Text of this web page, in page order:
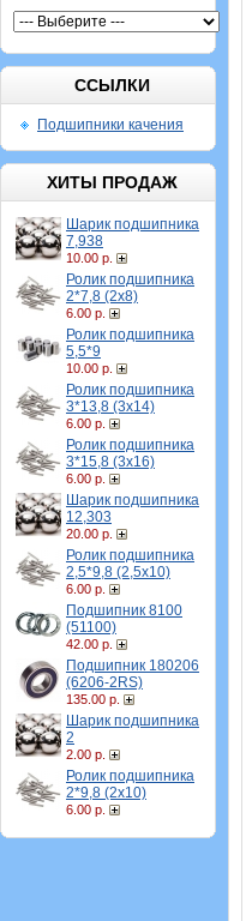
ССЫЛКИ
Подшипники качения
ХИТЫ ПРОДАЖ
Шарик подшипника
7,938
10.00 р.
Ролик подшипника
2*7,8 (2х8)
6.00 р.
Ролик подшипника
5,5*9
10.00 р.
Ролик подшипника
3*13,8 (3х14)
6.00 р.
Ролик подшипника
3*15,8 (3х16)
6.00 р.
Шарик подшипника
12,303
20.00 р.
Ролик подшипника
2,5*9,8 (2,5х10)
6.00 р.
Подшипник 8100
(51100)
42.00 р.
Подшипник 180206
(6206-2RS)
135.00 р.
Шарик подшипника
2
2.00 р.
Ролик подшипника
2*9,8 (2х10)
6.00 р.